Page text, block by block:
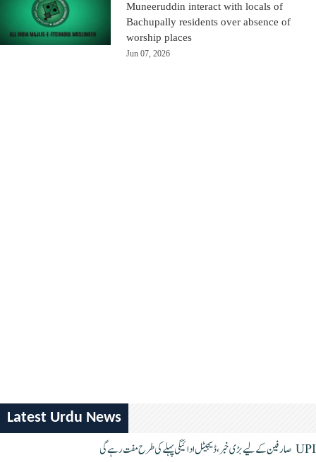
Muneeruddin interact with locals of
Bachupally residents over absence of
worship places
Jun 07, 2026
Latest Urdu News
UPI صارفین کے لیے بڑی خبر، ڈیجیٹل ادائیگی پہلے کی طرح مفت رہے گی